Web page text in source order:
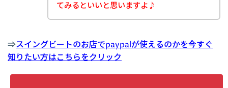
てみるといいと思いますよ♪
⇒スイングビートのお店でpaypalが使えるのかを今すぐ
知りたい方はこちらをクリック